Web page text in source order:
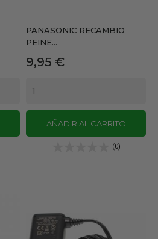
PANASONIC RECAMBIO
PEINE...
Precio
9,95 €
AÑADIR AL CARRITO
(0)